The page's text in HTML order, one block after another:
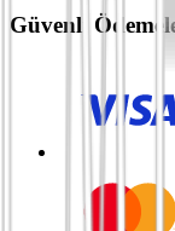
Güvenli